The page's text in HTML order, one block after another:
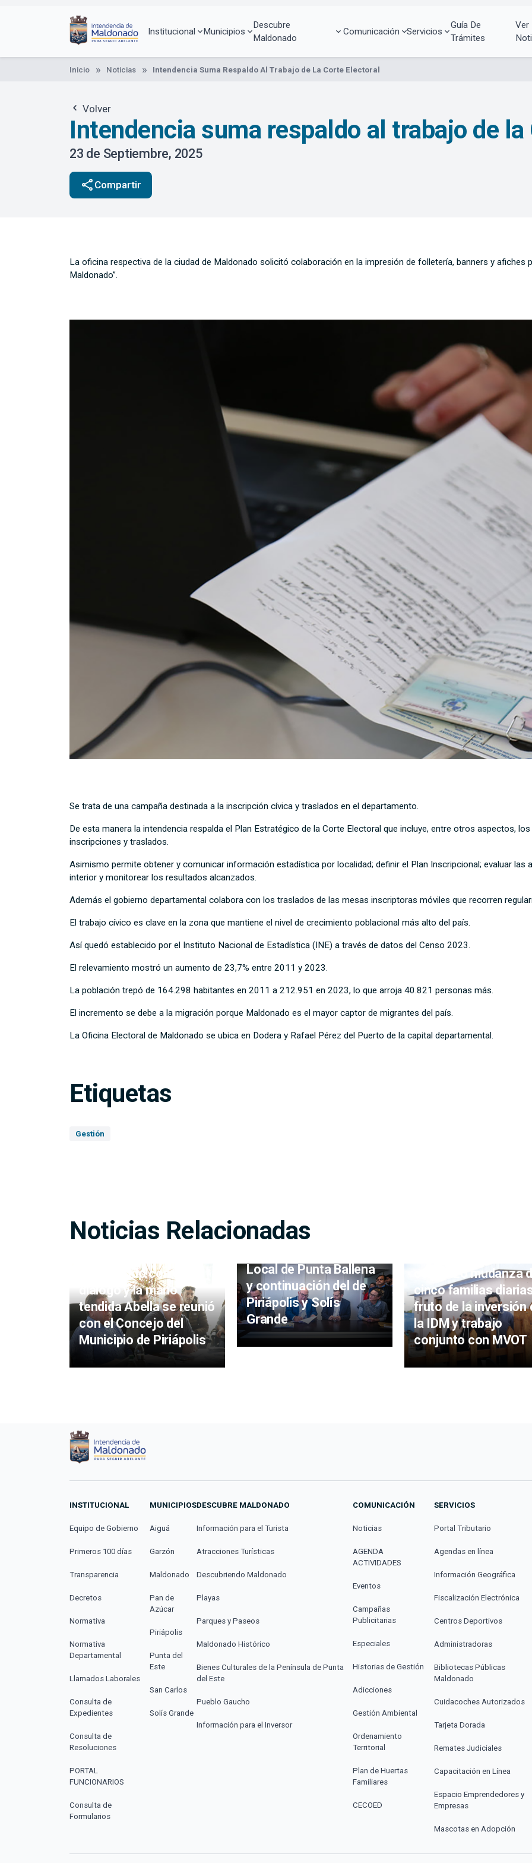
Institucional Municipios
Descubre
Maldonado
Comunicación Servicios
Guía De
Trámites
Ver
Inicio Noticias Intendencia Suma Respaldo Al Trabajo de La Corte Electoral
Volver
Intendencia suma respaldo al trabajo de
23 de Septiembre, 2025
share Compartir
La oficina respectiva de la ciudad de Maldonado solicitó colaboración en la impresión de folletería, banners y afiches
Maldonado”.
Se trata de una campaña destinada a la inscripción cívica y traslados en el departamento.
De esta manera la intendencia respalda el Plan Estratégico de la Corte Electoral que incluye, entre otros aspectos,
inscripciones y traslados.
Asimismo permite obtener y comunicar información estadística por localidad; definir el Plan Inscripcional; evaluar las
interior y monitorear los resultados alcanzados.
Además el gobierno departamental colabora con los traslados de las mesas inscriptoras móviles que recorren
El trabajo cívico es clave en la zona que mantiene el nivel de crecimiento poblacional más alto del país.
Así quedó establecido por el Instituto Nacional de Estadística (INE) a través de datos del Censo 2023.
El relevamiento mostró un aumento de 23,7% entre 2011 y 2023.
La población trepó de 164.298 habitantes en 2011 a 212.951 en 2023, lo que arroja 40.821 personas más.
El incremento se debe a la migración porque Maldonado es el mayor captor de migrantes del país.
La Oficina Electoral de Maldonado se ubica en Dodera y Rafael Pérez del Puerto de la capital departamental.
Etiquetas
Gestión
Noticias Relacionadas
Cumpliendo con el
diálogo y la mano
tendida Abella se reunió
con el Concejo del
Municipio de Piriápolis
Maldonado avanza en
Local de Punta Ballena
y continuación del de
Piriápolis y Solís
Grande
comenzó mudanza
cinco familias
fruto de la inversión
la IDM y trabajo
conjunto con MVOT
INSTITUCIONAL
Equipo de Gobierno
Primeros 100 días
Transparencia
Decretos
Normativa
Normativa
Departamental
Llamados Laborales
Consulta de
Expedientes
Consulta de
Resoluciones
PORTAL
FUNCIONARIOS
Consulta de
Formularios
MUNICIPIOS
Aiguá
Garzón
Maldonado
Pan de
Azúcar
Piriápolis
Punta del
Este
San Carlos
Solís Grande
DESCUBRE MALDONADO
Información para el Turista
Atracciones Turísticas
Descubriendo Maldonado
Playas
Parques y Paseos
Maldonado Histórico
Bienes Culturales de la Península de Punta
del Este
Pueblo Gaucho
Información para el Inversor
COMUNICACIÓN
Noticias
AGENDA
ACTIVIDADES
Eventos
Campañas
Publicitarias
Especiales
Historias de Gestión
Adicciones
Gestión Ambiental
Ordenamiento
Territorial
Plan de Huertas
Familiares
CECOED
SERVICIOS
Portal Tributario
Agendas en línea
Información Geográfica
Fiscalización Electrónica
Centros Deportivos
Administradoras
Bibliotecas Públicas
Maldonado
Cuidacoches Autorizados
Tarjeta Dorada
Remates Judiciales
Capacitación en Línea
Espacio Emprendedores y
Empresas
Mascotas en Adopción